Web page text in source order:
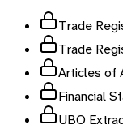
Trade
Trade
Articles of
Financial
UBO